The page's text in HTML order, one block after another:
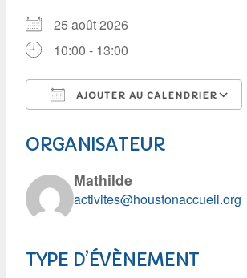
25 août 2026
10:00 - 13:00
AJOUTER AU CALENDRIER
ORGANISATEUR
Mathilde
activites@houstonaccueil.org
TYPE D’ÉVÈNEMENT